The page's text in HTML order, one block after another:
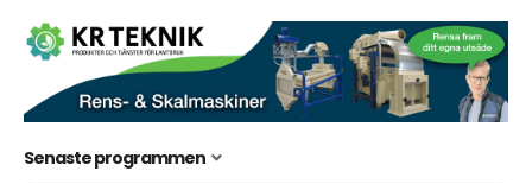
Senaste programmen